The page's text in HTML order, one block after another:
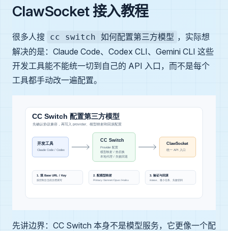
ClawSocket 接入教程
很多人搜 cc switch 如何配置第三方模型 ，实际想
解决的是：Claude Code、Codex CLI、Gemini CLI 这些
开发工具能不能统一切到自己的 API 入口，而不是每个
工具都手动改一遍配置。
先讲边界：CC Switch 本身不是模型服务，它更像一个配